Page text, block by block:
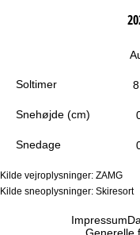
Soltimer
Snehøjde (cm)
Snedage
Kilde vejroplysninger: ZAMG
Kilde sneoplysninger: Skiresort
Impressum
Generelle